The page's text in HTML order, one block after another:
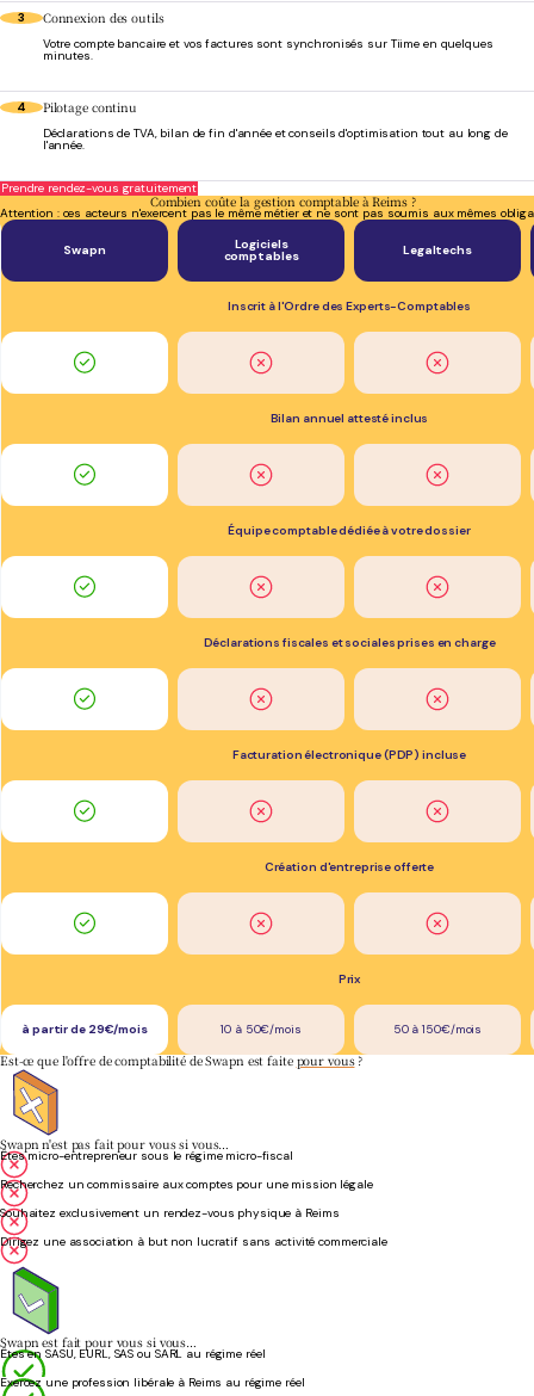
3 Connexion des outils
Votre compte bancaire et vos factures sont synchronisés sur Tiime en quelques
minutes.
4 Pilotage continu
Déclarations de TVA, bilan de fin d'année et conseils d'optimisation tout au long de
l'année.
Prendre rendez-vous gratuitement
Combien coûte la gestion comptable à Reims ?
Attention : ces acteurs n'exercent pas le même métier et ne sont pas soumis aux mêmes
Swapn Logiciels
comptables Legaltechs
Inscrit à l'Ordre des Experts-Comptables
Bilan annuel attesté inclus
Équipe comptable dédiée à votre dossier
Déclarations fiscales et sociales prises en charge
Facturation électronique (PDP) incluse
Création d'entreprise offerte
Prix
à partir de 29€/mois 10 à 50€/mois 50 à 150€/mois
Est-ce que l'offre de comptabilité de Swapn est faitepour vous?
Swapn n'est pas fait pour vous si vous…
Êtes micro-entrepreneur sous le régime micro-fiscal
Recherchez un commissaire aux comptes pour une mission légale
Souhaitez exclusivement un rendez-vous physique à Reims
Dirigez une association à but non lucratif sans activité commerciale
Swapn est fait pour vous si vous…
Êtes en SASU, EURL, SAS ou SARL au régime réel
Exercez une profession libérale à Reims au régime réel